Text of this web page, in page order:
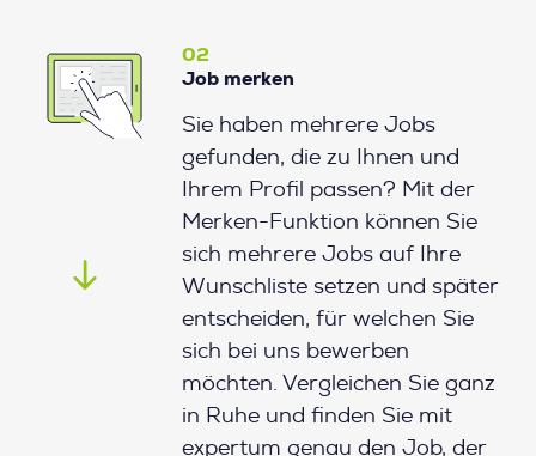
02
Job merken
Sie haben mehrere Jobs
gefunden, die zu Ihnen und
Ihrem Profil passen? Mit der
Merken-Funktion können Sie
sich mehrere Jobs auf Ihre
Wunschliste setzen und später
entscheiden, für welchen Sie
sich bei uns bewerben
möchten. Vergleichen Sie ganz
in Ruhe und finden Sie mit
expertum genau den Job, der